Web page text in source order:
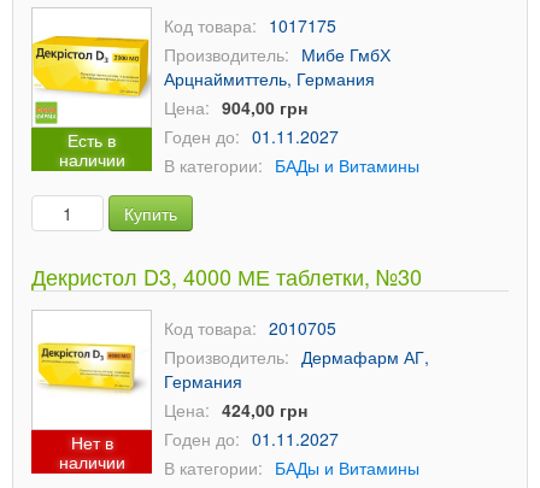
Есть в
наличии
Код товара: 1017175
Производитель: Мибе ГмбХ
Арцнаймиттель, Германия
Цена: 904,00 грн
Годен до: 01.11.2027
В категории: БАДы и Витамины
Купить
Декристол D3, 4000 МЕ таблетки, №30
Нет в
наличии
Код товара: 2010705
Производитель: Дермафарм АГ,
Германия
Цена: 424,00 грн
Годен до: 01.11.2027
В категории: БАДы и Витамины